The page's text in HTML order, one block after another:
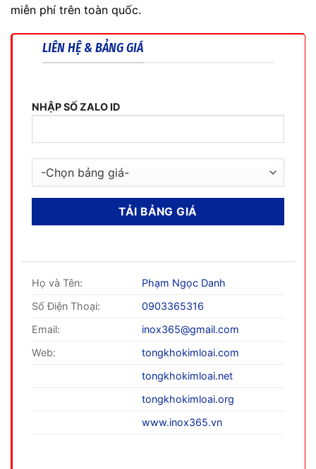
miễn phí trên toàn quốc.
LIÊN HỆ & BẢNG GIÁ
NHẬP SỐ ZALO ID
Họ và Tên:
Phạm Ngọc Danh
Số Điện Thoại:
0903365316
Email:
inox365@gmail.com
Web:
tongkhokimloai.com
tongkhokimloai.net
tongkhokimloai.org
www.inox365.vn